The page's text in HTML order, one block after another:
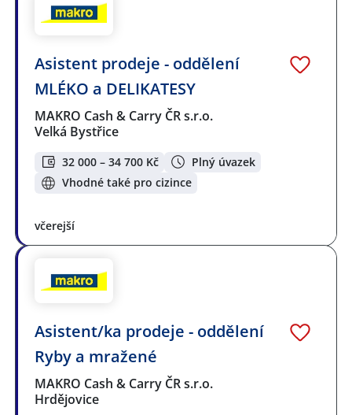
Asistent prodeje - oddělení
MLÉKO a DELIKATESY
MAKRO Cash & Carry ČR s.r.o.
Velká Bystřice
32 000 – 34 700 Kč
Plný úvazek
Vhodné také pro cizince
včerejší
Asistent/ka prodeje - oddělení
Ryby a mražené
MAKRO Cash & Carry ČR s.r.o.
Hrdějovice